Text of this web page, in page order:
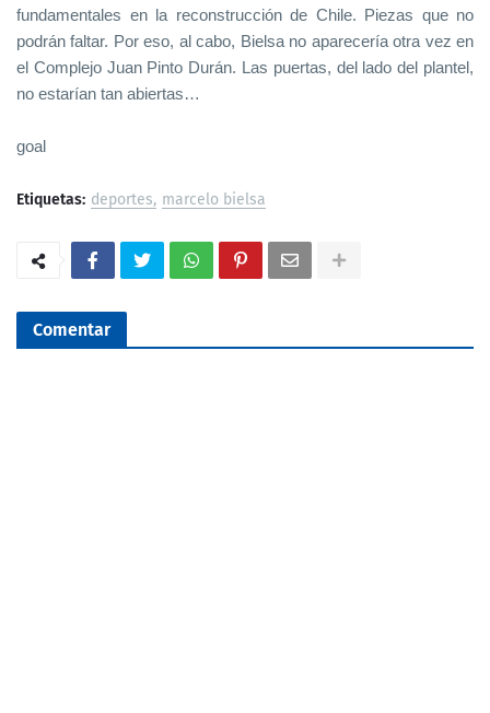
fundamentales en la reconstrucción de Chile. Piezas que no
podrán faltar. Por eso, al cabo, Bielsa no aparecería otra vez en
el Complejo Juan Pinto Durán. Las puertas, del lado del plantel,
no estarían tan abiertas…
goal
Etiquetas: deportes marcelo bielsa
Comentar